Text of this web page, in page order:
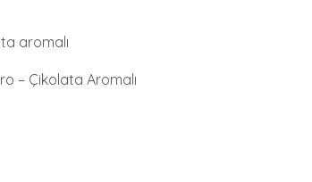
aromalı
– Çikolata Aromalı